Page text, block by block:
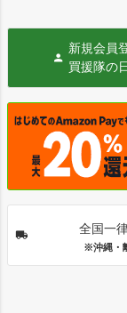
新規会員
買援隊の
全国一
※沖縄・